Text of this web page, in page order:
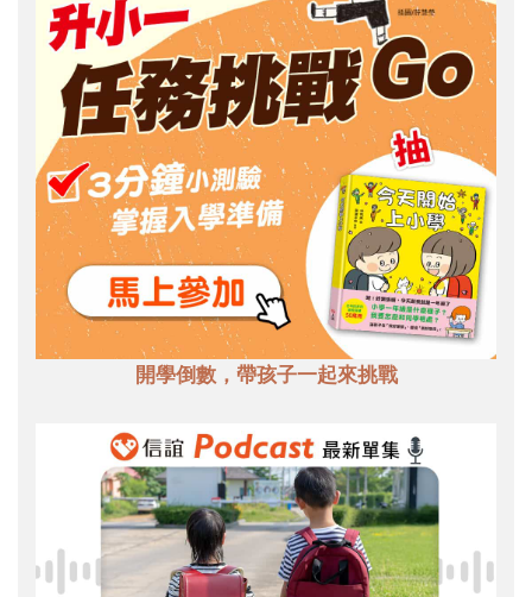
開學倒數，帶孩子一起來挑戰